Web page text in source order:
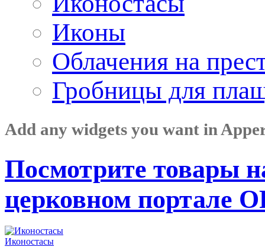
Иконы
Облачения на
Гробницы для
Add any widgets you want in
Посмотрите товары
церковном портале
Иконостасы